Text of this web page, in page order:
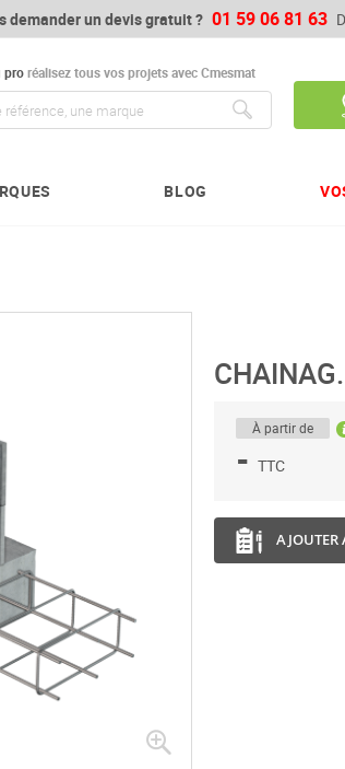
demander un devis gratuit ? 01 59 06 81 63
proréalisez tous vos projets avec Cmesmat
BLOG
À partir de
- TTC
AJOUTER